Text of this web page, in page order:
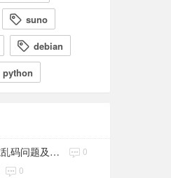
 suno
 debian
python
springboot通过jar包启动中文日志乱码问题及解决 0
0